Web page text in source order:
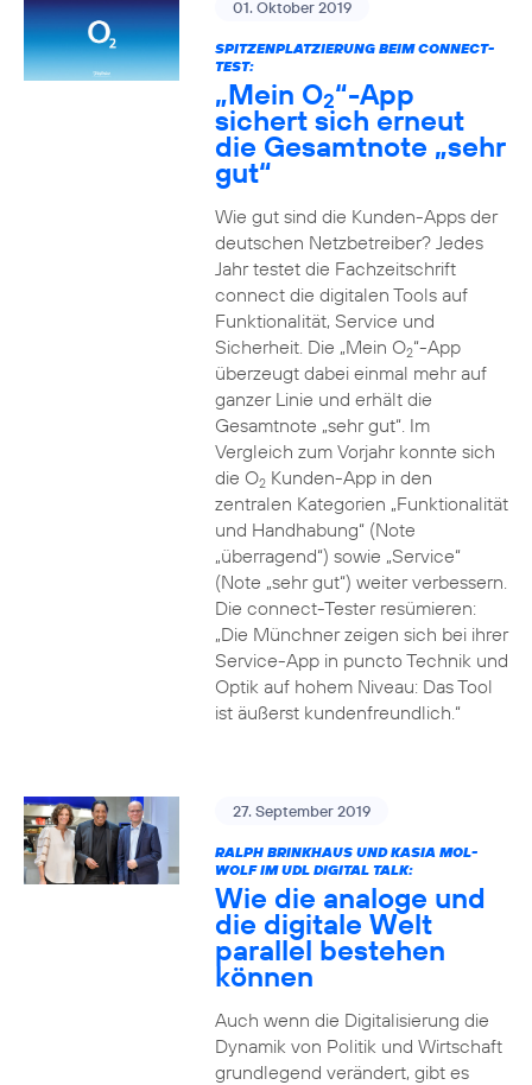
01. Oktober 2019
SPITZENPLATZIERUNG BEIM CONNECT-
TEST:
„Mein O2“-App
sichert sich erneut
die Gesamtnote „sehr
gut“
Wie gut sind die Kunden-Apps der
deutschen Netzbetreiber? Jedes
Jahr testet die Fachzeitschrift
connect die digitalen Tools auf
Funktionalität, Service und
Sicherheit. Die „Mein O2“-App
überzeugt dabei einmal mehr auf
ganzer Linie und erhält die
Gesamtnote „sehr gut“. Im
Vergleich zum Vorjahr konnte sich
die O2Kunden-App in den
zentralen Kategorien „Funktionalität
und Handhabung“ (Note
„überragend“) sowie „Service“
(Note „sehr gut“) weiter verbessern.
Die connect-Tester resümieren:
„Die Münchner zeigen sich bei ihrer
Service-App in puncto Technik und
Optik auf hohem Niveau: Das Tool
ist äußerst kundenfreundlich.“
27. September 2019
RALPH BRINKHAUS UND KASIA MOL-
WOLF IM UDL DIGITAL TALK:
Wie die analoge und
die digitale Welt
parallel bestehen
können
Auch wenn die Digitalisierung die
Dynamik von Politik und Wirtschaft
grundlegend verändert, gibt es